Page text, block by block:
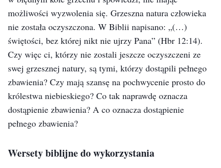
możliwości wyzwolenia się. Grzeszna natura człowieka
nie została oczyszczona. W Biblii napisano: „(…)
świętości, bez której nikt nie ujrzy Pana” (Hbr 12:14).
Czy więc ci, którzy nie zostali jeszcze oczyszczeni ze
swej grzesznej natury, są tymi, którzy dostąpili pełnego
zbawienia? Czy mają szansę na pochwycenie prosto do
królestwa niebieskiego? Co tak naprawdę oznacza
dostąpienie zbawienia? A co oznacza dostąpienie
pełnego zbawienia?
Wersety biblijne do wykorzystania